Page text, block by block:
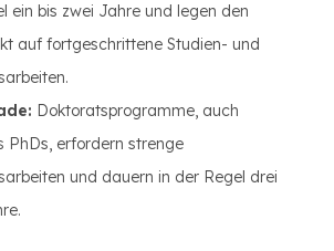
ein bis zwei Jahre und legen den
auf fortgeschrittene Studien- und
Doktoratsprogramme, auch
PhDs, erfordern strenge
und dauern in der Regel drei